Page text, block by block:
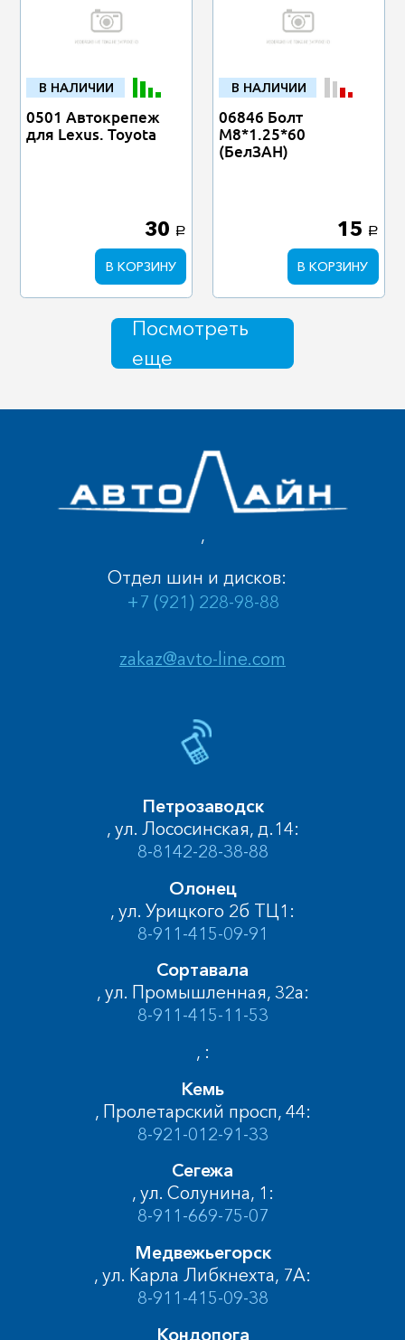
В НАЛИЧИИ
0501 Автокрепеж
для Lexus. Toyota
30 a
В КОРЗИНУ
В НАЛИЧИИ
06846 Болт
М8*1.25*60
(БелЗАН)
15 a
В КОРЗИНУ
Посмотреть
еще
,
zakaz@avto-line.com
Отдел шин и дисков:
+7 (921) 228-98-88
Петрозаводск
, ул. Лососинская, д.14:
8-8142-28-38-88
Олонец
, ул. Урицкого 2б ТЦ1:
8-911-415-09-91
Сортавала
, ул. Промышленная, 32а:
8-911-415-11-53
, :
Кемь
, Пролетарский просп, 44:
8-921-012-91-33
Сегежа
, ул. Солунина, 1:
8-911-669-75-07
Медвежьегорск
, ул. Карла Либкнехта, 7А:
8-911-415-09-38
Кондопога